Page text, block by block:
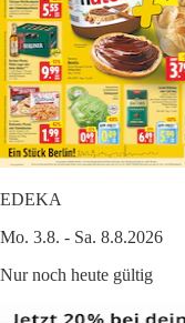
EDEKA
Mo. 3.8. - Sa. 8.8.2026
Nur noch heute gültig